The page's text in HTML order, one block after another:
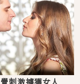
刺激擄獲女人